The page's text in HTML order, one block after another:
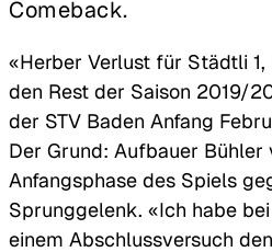
Comeback.
«Herber Verlust für Städtli
den Rest der Saison 2019/
der STV Baden Anfang
Der Grund: Aufbauer
Anfangsphase des Spiels
Sprunggelenk. «Ich habe
einem Abschlussversuch